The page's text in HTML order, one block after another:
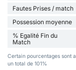
Fautes Prises / match
Possession moyenne
% Egalité Fin du
Match
Certain pourcentages sont
un total de 101%